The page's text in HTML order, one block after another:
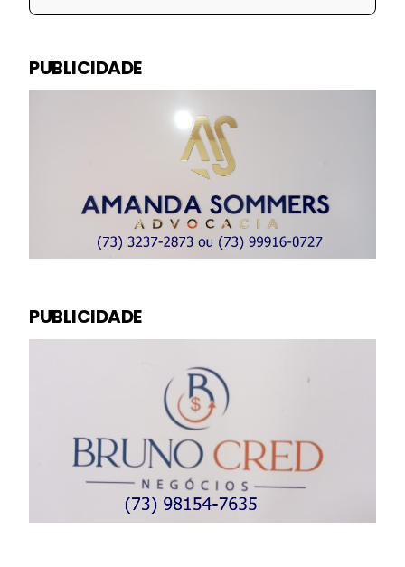
PUBLICIDADE
PUBLICIDADE